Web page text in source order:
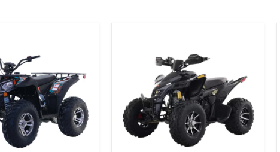
Essence
Injection
Électronique
(EFI)